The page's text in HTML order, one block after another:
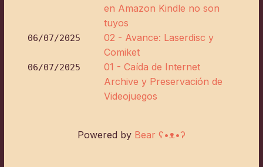
en Amazon Kindle no son
tuyos
06/07/2025
02 - Avance: Laserdisc y
Comiket
06/07/2025
01 - Caída de Internet
Archive y Preservación de
Videojuegos
Powered by Bear ʕ•ᴥ•ʔ